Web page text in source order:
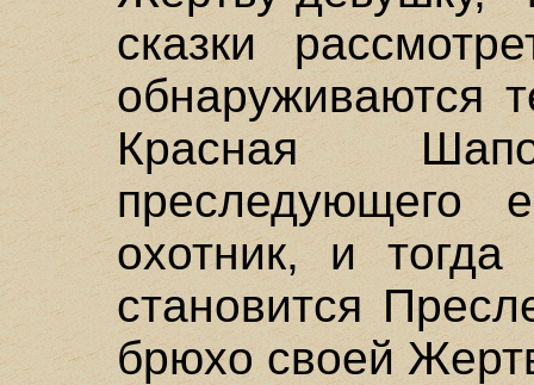
сказки
обнаруживаются
Красная
преследующего
охотник, и
становится
брюхо своей